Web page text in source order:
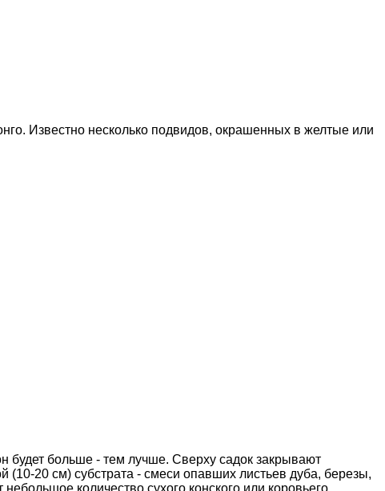
Известно несколько подвидов, окрашенных в желтые или
будет больше - тем лучше. Сверху садок закрывают
(10-20 см) субстрата - смеси опавших листьев дуба, березы,
количество сухого конского или коровьего